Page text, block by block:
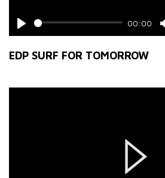
Play
00:00
EDP SURF FOR TOMORROW
Play